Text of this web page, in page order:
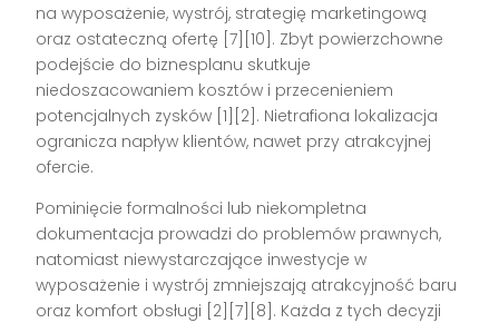
na wyposażenie, wystrój, strategię marketingową
oraz ostateczną ofertę [7][10] . Zbyt powierzchowne
podejście do biznesplanu skutkuje
niedoszacowaniem kosztów i przecenieniem
potencjalnych zysków [1][2] . Nietrafiona lokalizacja
ogranicza napływ klientów, nawet przy atrakcyjnej
ofercie.
Pominięcie formalności lub niekompletna
dokumentacja prowadzi do problemów prawnych,
natomiast niewystarczające inwestycje w
wyposażenie i wystrój zmniejszają atrakcyjność baru
oraz komfort obsługi [2][7][8] . Każda z tych decyzji